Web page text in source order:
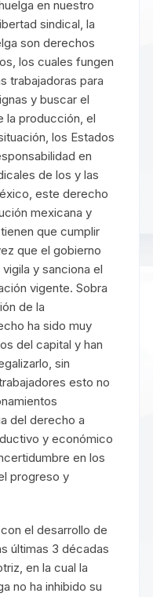
en nuestro
sindical, la
son derechos
los cuales fungen
trabajadoras para
y buscar el
la producción, el
los Estados
en
de los y las
este derecho
mexicana y
que cumplir
que el gobierno
y sanciona el
vigente. Sobra
de la
ha sido muy
del capital y han
sin
esto no
del derecho a
y económico
en los
progreso y
el desarrollo de
últimas 3 décadas
en la cual la
no ha inhibido su